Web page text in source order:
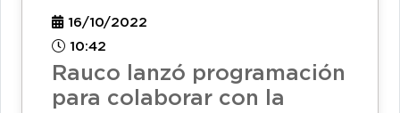
16/10/2022
10:42
Rauco lanzó programación
para colaborar con la